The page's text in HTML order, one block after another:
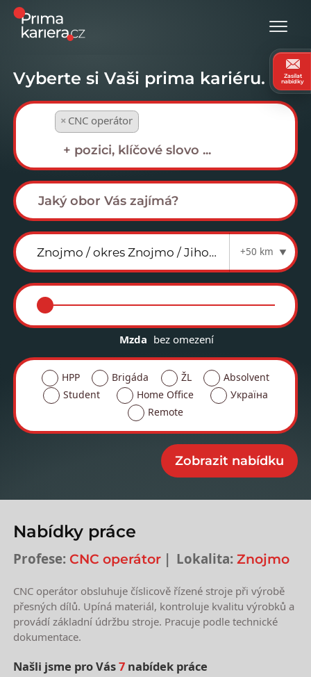
Vyberte si Vaši prima kariéru.
× CNC operátor
+50 km
Mzda bez omezení
HPP Brigáda ŽL
Absolvent
Student
Home Office
Україна
Remote
Nabídky práce
Profese: CNC operátor Lokalita: Znojmo
CNC operátor obsluhuje číslicově řízené stroje při výrobě
přesných dílů. Upíná materiál, kontroluje kvalitu výrobků a
provádí základní údržbu stroje. Pracuje podle technické
dokumentace.
Našli jsme pro Vás7 nabídek práce
Zasílat
nabídky